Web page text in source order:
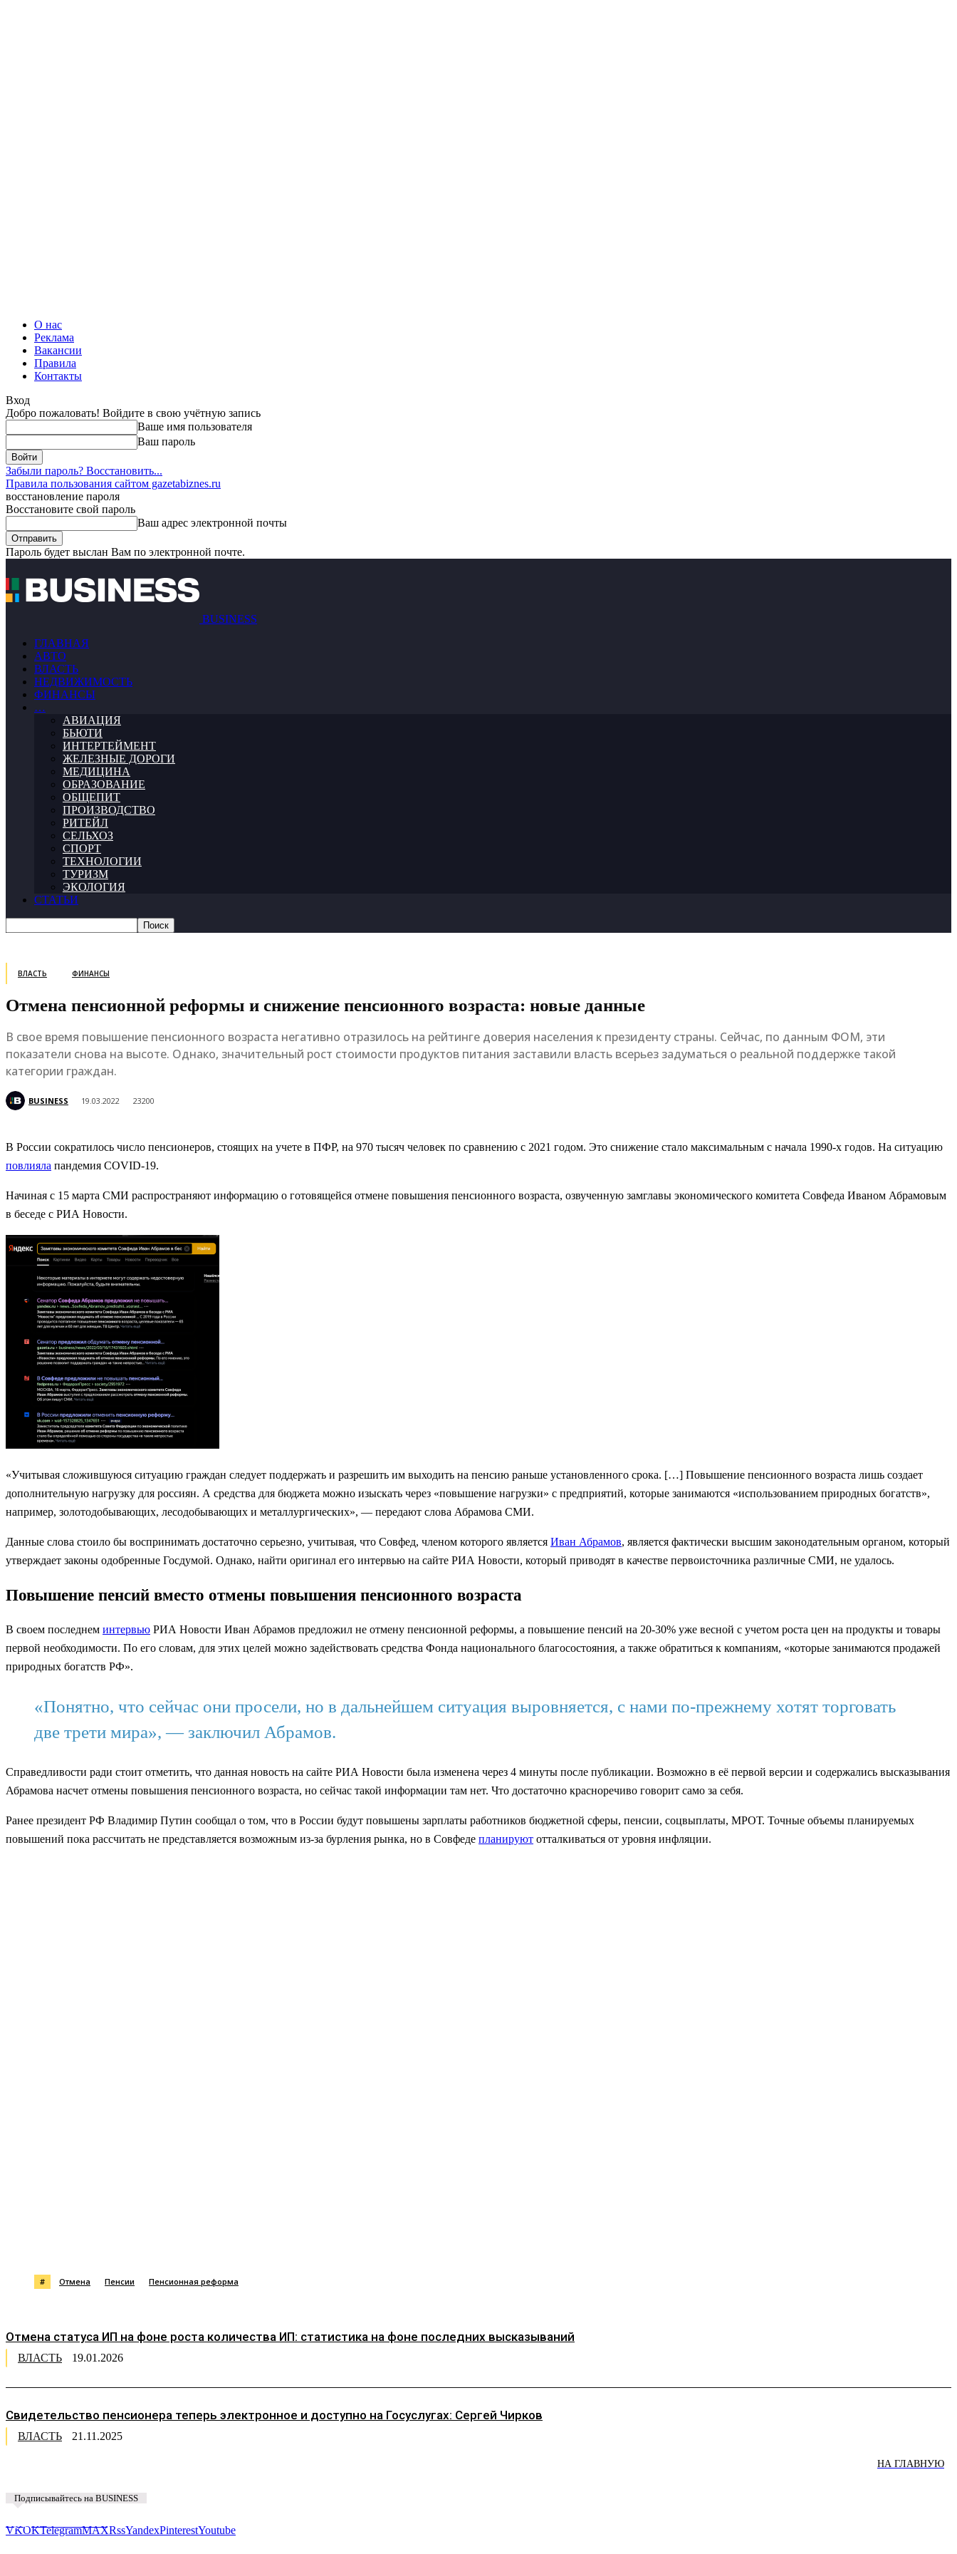
О нас
Реклама
Вакансии
Правила
Контакты
Вход
Добро пожаловать! Войдите в свою учётную запись
Ваше имя пользователя
Ваш пароль
Забыли пароль? Восстановить...
Правила пользования сайтом gazetabiznes.ru
восстановление пароля
Восстановите свой пароль
Ваш адрес электронной почты
Пароль будет выслан Вам по электронной почте.
BUSINESS
ГЛАВНАЯ
АВТО
ВЛАСТЬ
НЕДВИЖИМОСТЬ
ФИНАНСЫ
…
АВИАЦИЯ
БЬЮТИ
ИНТЕРТЕЙМЕНТ
ЖЕЛЕЗНЫЕ ДОРОГИ
МЕДИЦИНА
ОБРАЗОВАНИЕ
ОБЩЕПИТ
ПРОИЗВОДСТВО
РИТЕЙЛ
СЕЛЬХОЗ
СПОРТ
ТЕХНОЛОГИИ
ТУРИЗМ
ЭКОЛОГИЯ
СТАТЬИ
ВЛАСТЬ ФИНАНСЫ
Отмена пенсионной реформы и снижение пенсионного возраста: новые данные
В свое время повышение пенсионного возраста негативно отразилось на рейтинге доверия населения к президенту страны. Сейчас, по данным ФОМ, эти
показатели снова на высоте. Однако, значительный рост стоимости продуктов питания заставили власть всерьез задуматься о реальной поддержке такой
категории граждан.
BUSINESS 19.03.2022 23200
В России сократилось число пенсионеров, стоящих на учете в ПФР, на 970 тысяч человек по сравнению с 2021 годом. Это снижение стало максимальным с начала 1990-х годов. На ситуацию
повлияла пандемия COVID-19.
Начиная с 15 марта СМИ распространяют информацию о готовящейся отмене повышения пенсионного возраста, озвученную замглавы экономического комитета Совфеда Иваном Абрамовым
в беседе с РИА Новости.
«Учитывая сложившуюся ситуацию граждан следует поддержать и разрешить им выходить на пенсию раньше установленного срока. […] Повышение пенсионного возраста лишь создает
дополнительную нагрузку для россиян. А средства для бюджета можно изыскать через «повышение нагрузки» с предприятий, которые занимаются «использованием природных богатств»,
например, золотодобывающих, лесодобывающих и металлургических», — передают слова Абрамова СМИ.
Данные слова стоило бы воспринимать достаточно серьезно, учитывая, что Совфед, членом которого является Иван Абрамов, является фактически высшим законодательным органом, который
утверждает законы одобренные Госдумой. Однако, найти оригинал его интервью на сайте РИА Новости, который приводят в качестве первоисточника различные СМИ, не удалось.
Повышение пенсий вместо отмены повышения пенсионного возраста
В своем последнем интервью РИА Новости Иван Абрамов предложил не отмену пенсионной реформы, а повышение пенсий на 20-30% уже весной с учетом роста цен на продукты и товары
первой необходимости. По его словам, для этих целей можно задействовать средства Фонда национального благосостояния, а также обратиться к компаниям, «которые занимаются продажей
природных богатств РФ».
«Понятно, что сейчас они просели, но в дальнейшем ситуация выровняется, с нами по-прежнему хотят торговать
две трети мира», — заключил Абрамов.
Справедливости ради стоит отметить, что данная новость на сайте РИА Новости была изменена через 4 минуты после публикации. Возможно в её первой версии и содержались высказывания
Абрамова насчет отмены повышения пенсионного возраста, но сейчас такой информации там нет. Что достаточно красноречиво говорит само за себя.
Ранее президент РФ Владимир Путин сообщал о том, что в России будут повышены зарплаты работников бюджетной сферы, пенсии, соцвыплаты, МРОТ. Точные объемы планируемых
повышений пока рассчитать не представляется возможным из-за бурления рынка, но в Совфеде планируют отталкиваться от уровня инфляции.
# Отмена Пенсии Пенсионная реформа
Отмена статуса ИП на фоне роста количества ИП: статистика на фоне последних высказываний
ВЛАСТЬ 19.01.2026
Свидетельство пенсионера теперь электронное и доступно на Госуслугах: Сергей Чирков
ВЛАСТЬ 21.11.2025
НА ГЛАВНУЮ
Подписывайтесь на BUSINESS
VKOKTelegramMAXRssYandexPinterestYoutube